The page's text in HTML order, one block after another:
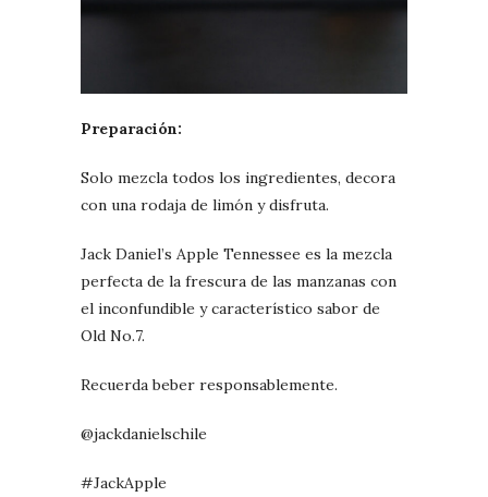
Preparación:
Solo mezcla todos los ingredientes, decora
con una rodaja de limón y disfruta.
Jack Daniel’s Apple Tennessee es la mezcla
perfecta de la frescura de las manzanas con
el inconfundible y característico sabor de
Old No.7.
Recuerda beber responsablemente.
@jackdanielschile
#JackApple